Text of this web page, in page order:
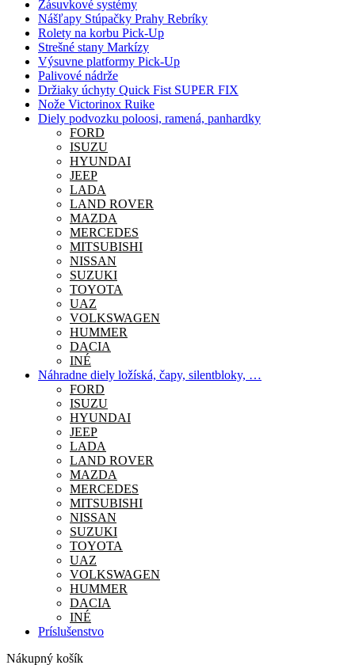
Zásuvkové systémy
Nášľapy Stúpačky Prahy Rebríky
Rolety na korbu Pick-Up
Strešné stany Markízy
Výsuvne platformy Pick-Up
Palivové nádrže
Držiaky úchyty Quick Fist SUPER FIX
Nože Victorinox Ruike
Diely podvozku poloosi, ramená, panhardky
FORD
ISUZU
HYUNDAI
JEEP
LADA
LAND ROVER
MAZDA
MERCEDES
MITSUBISHI
NISSAN
SUZUKI
TOYOTA
UAZ
VOLKSWAGEN
HUMMER
DACIA
INÉ
Náhradne diely ložíská, čapy, silentbloky, …
FORD
ISUZU
HYUNDAI
JEEP
LADA
LAND ROVER
MAZDA
MERCEDES
MITSUBISHI
NISSAN
SUZUKI
TOYOTA
UAZ
VOLKSWAGEN
HUMMER
DACIA
INÉ
Príslušenstvo
Nákupný košík